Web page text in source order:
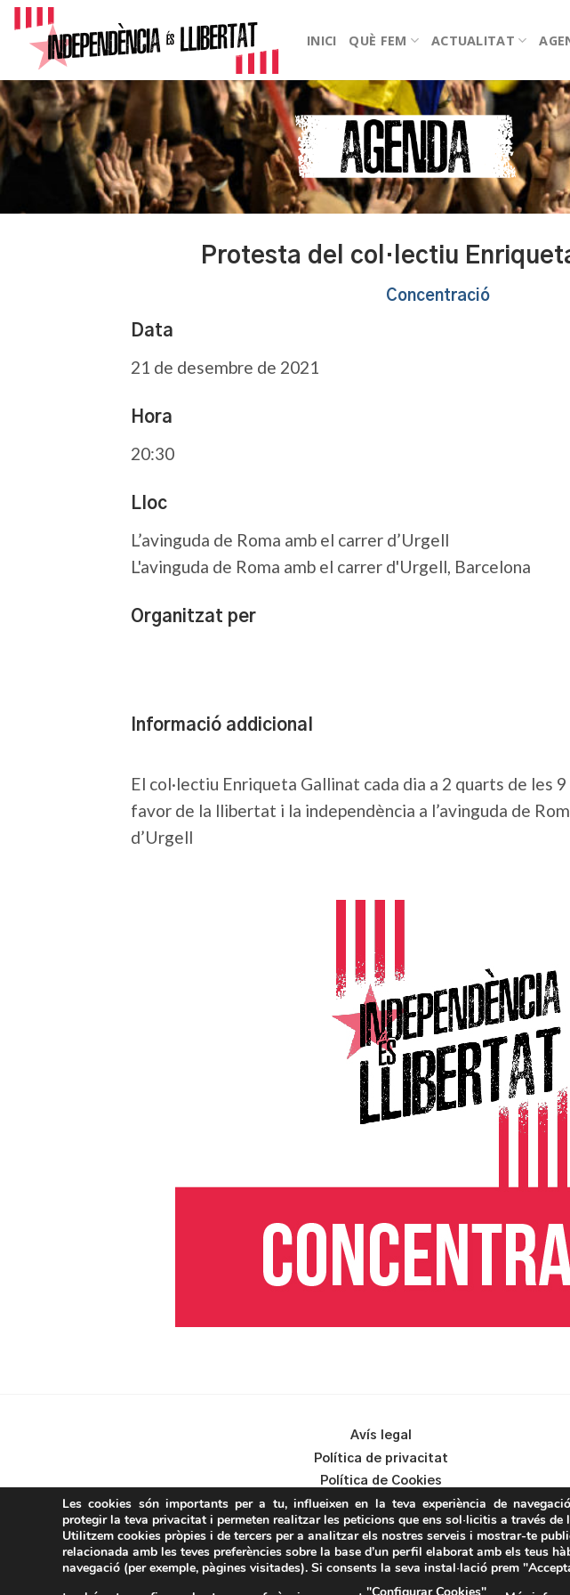
Skip
content
INICI QUÈ FEM ACTUALITAT
Protesta del col·lectiu
Concentració
Data
21 de desembre de 2021
Hora
20:30
Lloc
L’avinguda de Roma amb el carrer d’Urgell
L'avinguda de Roma amb el carrer d'Urgell, Barcelona
Organitzat per
Informació addicional
El col·lectiu Enriqueta Gallinat cada dia a 2 quarts de les
favor de la llibertat i la independència a l’avinguda de
d’Urgell
Avís legal
Política de privacitat
Política de Cookies
Les cookies són importants per a tu, influeixen en la teva experiència de
protegir la teva privacitat i permeten realitzar les peticions que ens sol·licitis a través de
Utilitzem cookies pròpies i de tercers per a analitzar els nostres serveis i mostrar-te
relacionada amb les teves preferències sobre la base d’un perfil elaborat amb els teus
navegació (per exemple, pàgines visitades). Si consents la seva instal·lació prem
"Configurar Cookies"